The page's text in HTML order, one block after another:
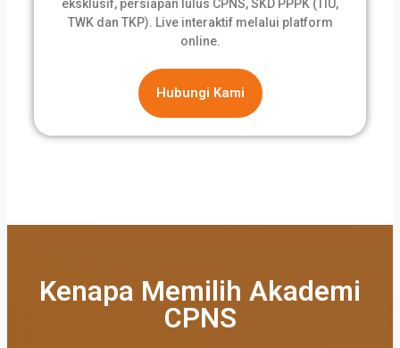
eksklusif, persiapan lulus CPNS, SKD PPPK (TIU,
TWK dan TKP). Live interaktif melalui platform
online.
Hubungi Kami
Kenapa Memilih Akademi
CPNS